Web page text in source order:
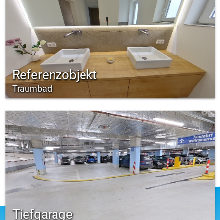
Referenzobjekt
Traumbad
Tiefgarage